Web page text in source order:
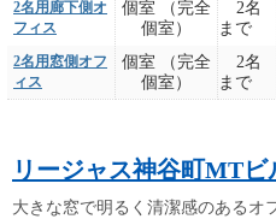
2名用廊下側オ
フィス
個室 （完全
個室）
2名
まで
2名用窓側オフ
ィス
個室 （完全
個室）
2名
まで
リージャス神谷町MTビ
大きな窓で明るく清潔感のあるオ